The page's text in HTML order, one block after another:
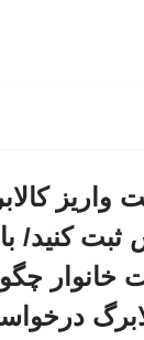
ثبت کنید/